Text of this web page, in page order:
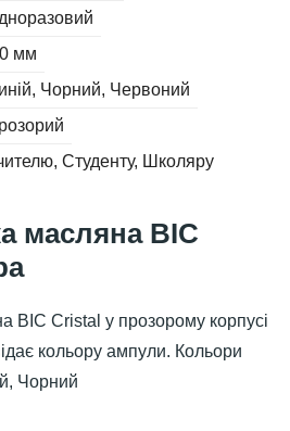
мм
Чорний Червоний
Студенту Школяру
масляна BIC
BIC Cristal у прозорому корпусі
кольору ампули. Кольори
Чорний